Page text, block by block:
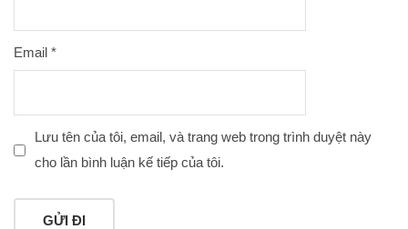
Email *
Lưu tên của tôi, email, và trang web trong trình duyệt này
cho lần bình luận kế tiếp của tôi.